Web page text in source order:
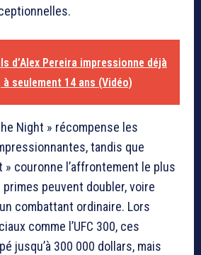
d’Alex Pereira impressionne déjà
à seulement 14 ans (Vidéo)
Night » récompense les
tandis que
» couronne l’affrontement le plus
peuvent doubler, voire
combattant ordinaire. Lors
comme l’UFC 300, ces
jusqu’à 300 000 dollars, mais